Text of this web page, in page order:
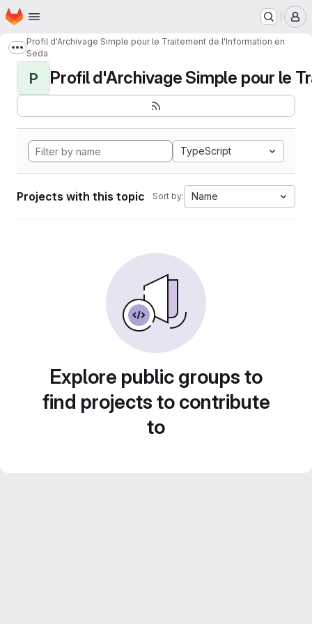
Skip to main content
Homepage
Show more breadcrumbs
Profil d'Archivage Simple pour le Traitement de l'Information en
Seda
P Profil d'Archivage Simple pour le
TypeScript
Projects with this topic Sort by: Name
Explore public groups to
find projects to contribute
to